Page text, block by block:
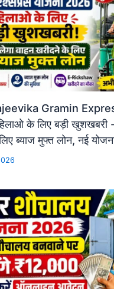
Gramin
के लिए बड़ी खुशखबरी -
ब्याज मुफ्त लोन, नई